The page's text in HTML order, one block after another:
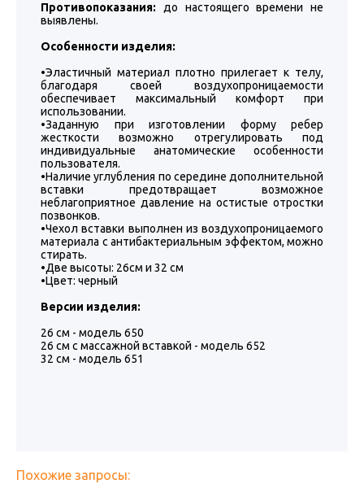
Противопоказания: до настоящего времени не
выявлены.
Особенности изделия:
•Эластичный материал плотно прилегает к телу,
благодаря своей воздухопроницаемости
обеспечивает максимальный комфорт при
использовании.
•Заданную при изготовлении форму ребер
жесткости возможно отрегулировать под
индивидуальные анатомические особенности
пользователя.
•Наличие углубления по середине дополнительной
вставки предотвращает возможное
неблагоприятное давление на остистые отростки
позвонков.
•Чехол вставки выполнен из воздухопроницаемого
материала с антибактериальным эффектом, можно
стирать.
•Две высоты: 26см и 32 см
•Цвет: черный
Версии изделия:
26 см - модель 650
26 см с массажной вставкой - модель 652
32 см - модель 651
Похожие запросы: